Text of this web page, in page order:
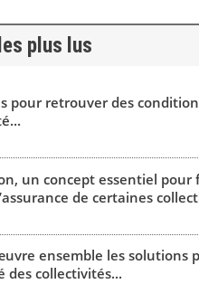
plus lus
pour retrouver des
un concept essentiel pour
de certaines
ensemble les solutions
des collectivités...